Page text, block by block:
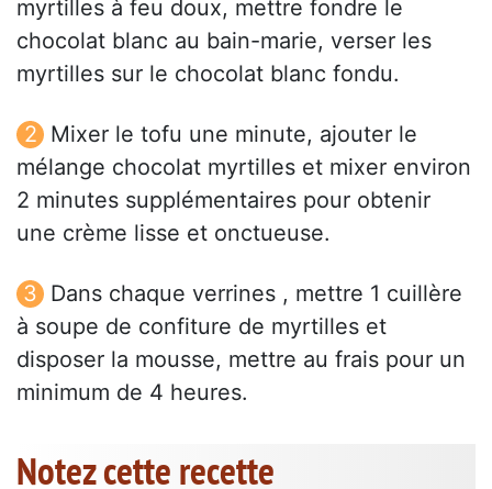
myrtilles à feu doux, mettre fondre le
chocolat blanc au bain-marie, verser les
myrtilles sur le chocolat blanc fondu.
Mixer le tofu une minute, ajouter le
mélange chocolat myrtilles et mixer environ
2 minutes supplémentaires pour obtenir
une crème lisse et onctueuse.
Dans chaque verrines , mettre 1 cuillère
à soupe de confiture de myrtilles et
disposer la mousse, mettre au frais pour un
minimum de 4 heures.
Notez cette recette